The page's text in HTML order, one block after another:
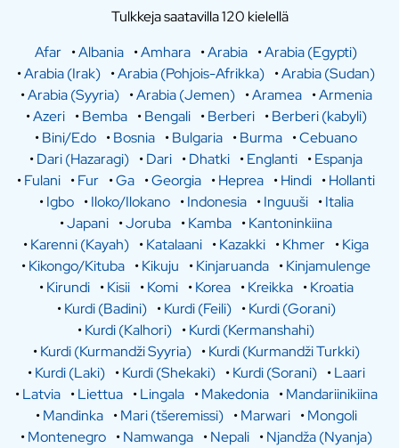
Tulkkeja saatavilla 120 kielellä
Afar •Albania •Amhara •Arabia •Arabia (Egypti)
•Arabia (Irak) •Arabia (Pohjois-Afrikka) •Arabia (Sudan)
•Arabia (Syyria) •Arabia (Jemen) •Aramea •Armenia
•Azeri •Bemba •Bengali •Berberi •Berberi (kabyli)
•Bini/Edo •Bosnia •Bulgaria •Burma •Cebuano
•Dari (Hazaragi) •Dari •Dhatki •Englanti •Espanja
•Fulani •Fur •Ga •Georgia •Heprea •Hindi •Hollanti
•Igbo •Iloko/Ilokano •Indonesia •Inguuši •Italia
•Japani •Joruba •Kamba •Kantoninkiina
•Karenni (Kayah) •Katalaani •Kazakki •Khmer •Kiga
•Kikongo/Kituba •Kikuju •Kinjaruanda •Kinjamulenge
•Kirundi •Kisii •Komi •Korea •Kreikka •Kroatia
•Kurdi (Badini) •Kurdi (Feili) •Kurdi (Gorani)
•Kurdi (Kalhori) •Kurdi (Kermanshahi)
•Kurdi (Kurmandži Syyria) •Kurdi (Kurmandži Turkki)
•Kurdi (Laki) •Kurdi (Shekaki) •Kurdi (Sorani) •Laari
•Latvia •Liettua •Lingala •Makedonia •Mandariinikiina
•Mandinka •Mari (tšeremissi) •Marwari •Mongoli
•Montenegro •Namwanga •Nepali •Njandža (Nyanja)